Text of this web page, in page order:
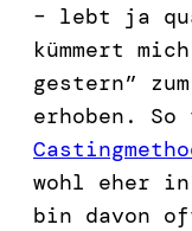
– lebt ja
kümmert
gestern”
erhoben.
wohl eher
bin davon